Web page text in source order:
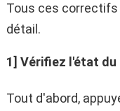
Tous ces
détail.
1] Vérifiez l'état
Tout d'abord,